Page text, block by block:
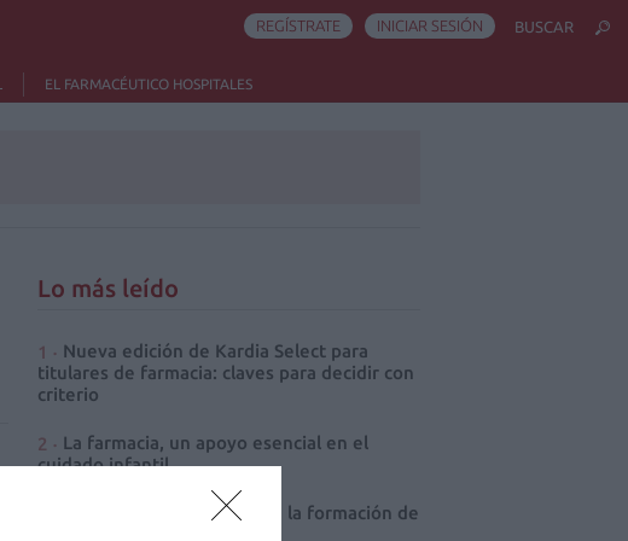
EL FARMACÉUTICO HOSPITALES
REGÍSTRATE INICIAR SESIÓN BUSCAR
Lo más leído
Nueva edición de Kardia Select para
titulares de farmacia: claves para decidir con
criterio
La farmacia, un apoyo esencial en el
cuidado infantil
Más que Farmacia impulsa la formación de